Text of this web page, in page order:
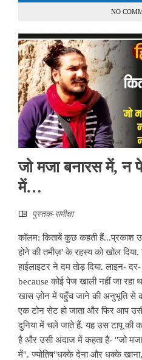
NO
जो मजा बनारस में, न
में…
पुस्तक-समीक्षा
कॉलम: किताबें कुछ कहती हैं...प्रकाश
होने की तमीज़' के रहस्य को खोल
हाईलाइटर ने दम तोड़ दिया. लाइन-
because कोई पेज खाली नहीं जा रहा
खास ज़ोन में पहुँच जाने की अनुभूति से
एक टोन सेट हो जाता और फिर आप
दुनिया में चले जाते हैं. यह उस टापू की
है और उसी अंदाज में कहता है- "जो
में". ज्योतिष"धक्के देना और धक्के